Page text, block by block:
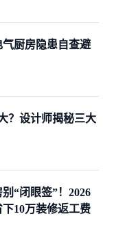
厨房隐患自查避
？设计师揭秘三大
“闭眼签”！2026
10万装修返工费